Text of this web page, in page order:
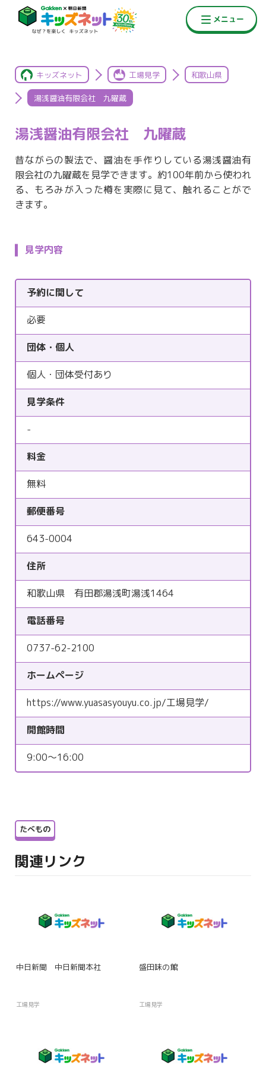
キッズネット 工場見学 和歌山県
湯浅醤油有限会社 九曜蔵
湯浅醤油有限会社 九曜蔵
昔ながらの製法で、醤油を手作りしている湯浅醤油有
限会社の九曜蔵を見学できます。約100年前から使われ
る、もろみが入った樽を実際に見て、触れることがで
きます。
見学内容
予約に関して
必要
団体・個人
個人・団体受付あり
見学条件
-
料金
無料
郵便番号
643-0004
住所
和歌山県 有田郡湯浅町湯浅1464
電話番号
0737-62-2100
ホームページ
https://www.yuasasyouyu.co.jp/工場見学/
開館時間
9:00〜16:00
たべもの
関連リンク
中日新聞 中日新聞本社
工場見学
盛田味の館
工場見学